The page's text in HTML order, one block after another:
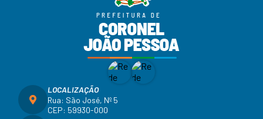
LOCALIZAÇÃO
Rua: São José, Nº 5
CEP: 59930-000